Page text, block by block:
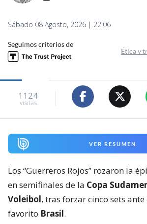
Sábado 08 Agosto, 2026 | 22:06
Seguimos criterios de
Ética y
1124
visitas
VER RESUMEN
Los “Guerreros Rojos” rozaron la
en semifinales de la Copa
Voleibol, tras forzar cinco sets
favorito Brasil.